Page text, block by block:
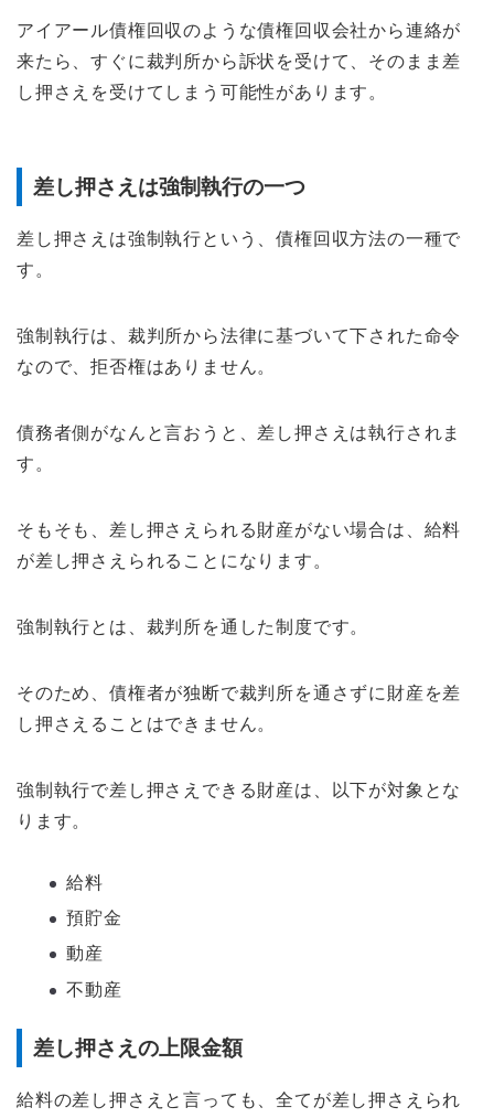
アイアール債権回収のような債権回収会社から連絡が
来たら、すぐに裁判所から訴状を受けて、そのまま差
し押さえを受けてしまう可能性があります。
差し押さえは強制執行の一つ
差し押さえは強制執行という、債権回収方法の一種で
す。
強制執行は、裁判所から法律に基づいて下された命令
なので、拒否権はありません。
債務者側がなんと言おうと、差し押さえは執行されま
す。
そもそも、差し押さえられる財産がない場合は、給料
が差し押さえられることになります。
強制執行とは、裁判所を通した制度です。
そのため、債権者が独断で裁判所を通さずに財産を差
し押さえることはできません。
強制執行で差し押さえできる財産は、以下が対象とな
ります。
給料
預貯金
動産
不動産
差し押さえの上限金額
給料の差し押さえと言っても、全てが差し押さえられ